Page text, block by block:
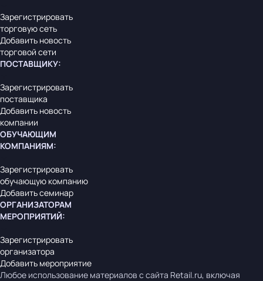
Зарегистрировать
торговую сеть
Добавить новость
торговой сети
ПОСТАВЩИКУ:
Зарегистрировать
поставщика
Добавить новость
компании
ОБУЧАЮЩИМ
КОМПАНИЯМ:
Зарегистрировать
обучающую компанию
Добавить семинар
ОРГАНИЗАТОРАМ
МЕРОПРИЯТИЙ:
Зарегистрировать
организатора
Добавить мероприятие
Любое использование материалов с сайта Retail.ru, включая